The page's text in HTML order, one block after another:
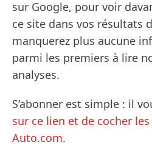
sur Google, pour voir
ce site dans vos résultats
manquerez plus aucune
parmi les premiers à lire
analyses.
S’abonner est simple : il
sur ce lien et de cocher
Auto.com.